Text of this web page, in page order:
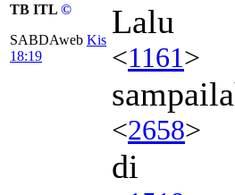
TB ITL ©
SABDAweb Kis
18:19
Lalu
<1161>
<2658>
di